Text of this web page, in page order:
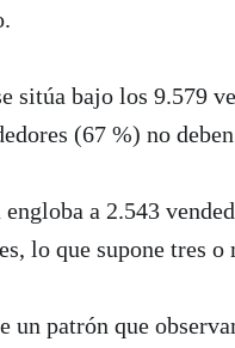
sitúa bajo los 9.579
(67 %) no
a 2.543
lo que supone tres
un patrón que